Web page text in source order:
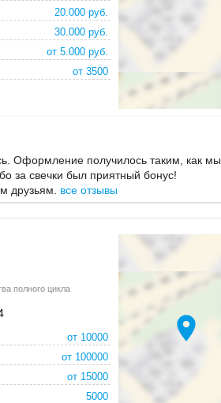
20.000 руб.
30.000 руб.
от 5.000 руб.
от 3500
Оформление получилось таким, как мы
за свечки был приятный бонус!
друзьям. все отзывы
полного цикла
от 10000
от 100000
от 15000
5000
location_on